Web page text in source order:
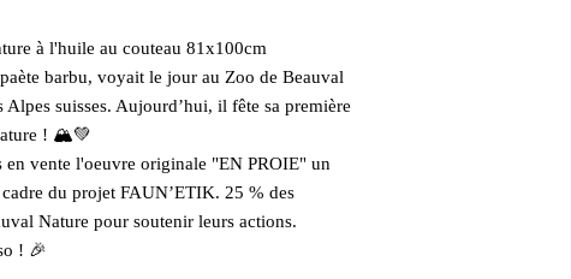
à l'huile au couteau 81x100cm
barbu, voyait le jour au Zoo de Beauval
Alpes suisses. Aujourd’hui, il fête sa première
! 🏔️💚
en vente l'oeuvre originale "EN PROIE" un
du projet FAUN’ETIK. 25 % des
Nature pour soutenir leurs actions.
! 🎉